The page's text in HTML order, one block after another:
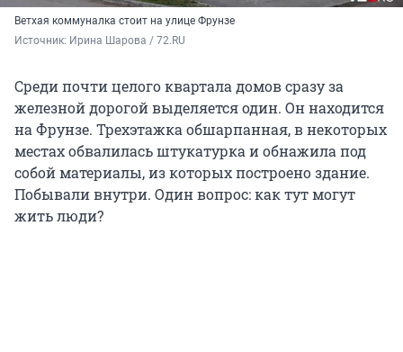
Ветхая коммуналка стоит на улице Фрунзе
Источник: Ирина Шарова / 72.RU
Среди почти целого квартала домов сразу за
железной дорогой выделяется один. Он находится
на Фрунзе. Трехэтажка обшарпанная, в некоторых
местах обвалилась штукатурка и обнажила под
собой материалы, из которых построено здание.
Побывали внутри. Один вопрос: как тут могут
жить люди?